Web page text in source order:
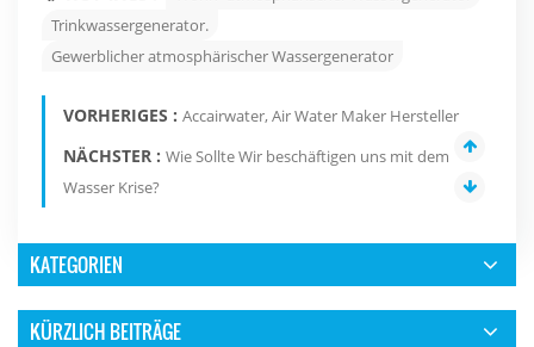
Trinkwassergenerator.
Gewerblicher atmosphärischer Wassergenerator
VORHERIGES : Accairwater, Air Water Maker Hersteller
NÄCHSTER : Wie Sollte Wir beschäftigen uns mit dem
Wasser Krise?
KATEGORIEN
KÜRZLICH BEITRÄGE